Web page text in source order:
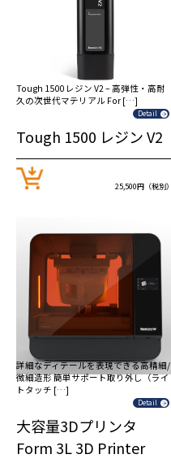
Tough 1500 レジン V2 – 高弾性・高耐
久の次世代マテリアル For […]
Detail
Tough 1500 レジン V2
25,500円（税別）
詳細なディテールを表現できる高精細/
微細造形 簡単サポート取り外し（ライ
トタッチ […]
Detail
大容量3Dプリンタ
Form 3L 3D Printer